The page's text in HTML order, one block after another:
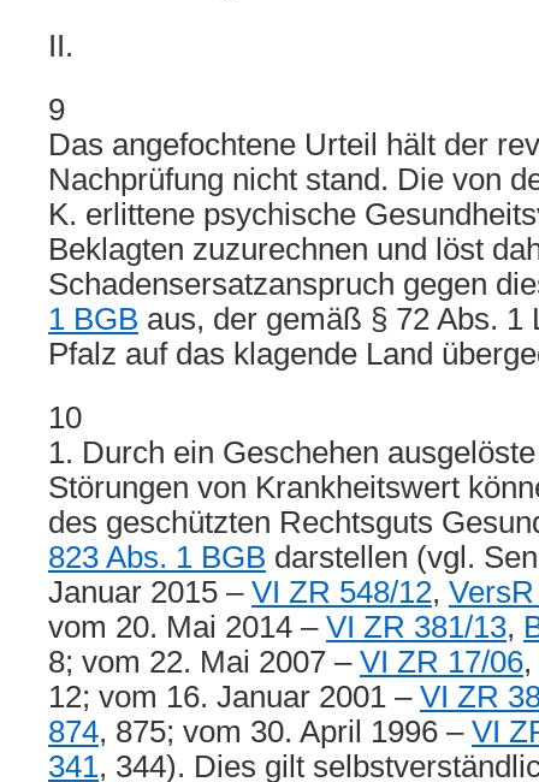
II.
9
Das angefochtene Urteil hält der
Nachprüfung nicht stand. Die von
K. erlittene psychische
Beklagten zuzurechnen und löst
Schadensersatzanspruch gegen
1 BGB aus, der gemäß § 72 Abs. 1
Pfalz auf das klagende Land
10
1. Durch ein Geschehen
Störungen von Krankheitswert
des geschützten Rechtsguts
823 Abs. 1 BGB darstellen (vgl.
Januar 2015 – VI ZR 548/12,
vom 20. Mai 2014 – VI ZR 381/13,
8; vom 22. Mai 2007 – VI ZR 17/06,
12; vom 16. Januar 2001 – VI ZR
874, 875; vom 30. April 1996 – VI
341, 344). Dies gilt